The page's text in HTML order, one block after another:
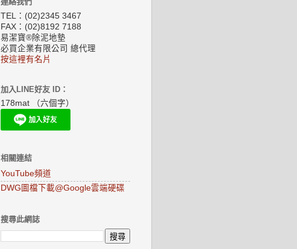
TEL：(02)2345 3467
FAX：(02)8192 7188
易潔寶®除泥地墊
必買企業有限公司 總代理
按這裡有名片
加入LINE好友 ID：
178mat （六個字）
相關連結
YouTube頻道
DWG圖檔下載@Google雲端硬碟
搜尋此網誌